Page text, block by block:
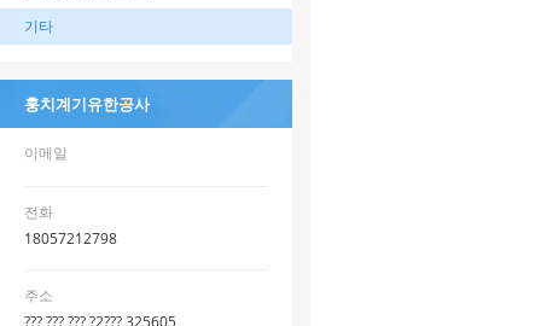
기타
훙치계기유한공사
이메일
전화
18057212798
주소
??? ??? ??? ?2??? 325605